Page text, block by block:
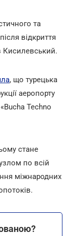
та
відкриття
Кисилевський.
, що турецька
аеропорту
Techno
стане
по всій
міжнародних